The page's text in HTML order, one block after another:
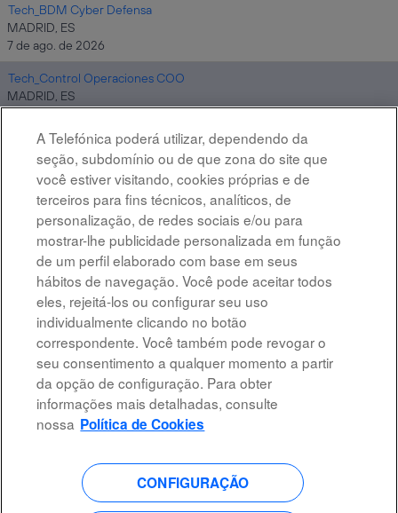
Tech_BDM Cyber Defensa
MADRID, ES
7 de ago. de 2026
Tech_Control Operaciones COO
MADRID, ES
7 de ago. de 2026
Altostratus_Cloud Architect Google
MADRID, ES
7 de ago. de 2026
Resultados
Advertência legal
Acessibilidade
Proteção de dados
b
A
b
A
b
A Telefónica poderá utilizar, dependendo da
seção, subdomínio ou de que zona do site que
você estiver visitando, cookies próprias e de
terceiros para fins técnicos, analíticos, de
personalização, de redes sociais e/ou para
mostrar-lhe publicidade personalizada em função
de um perfil elaborado com base em seus
hábitos de navegação. Você pode aceitar todos
eles, rejeitá-los ou configurar seu uso
individualmente clicando no botão
correspondente. Você também pode revogar o
seu consentimento a qualquer momento a partir
da opção de configuração. Para obter
informações mais detalhadas, consulte
nossa Política de Cookies
CONFIGURAÇÃO